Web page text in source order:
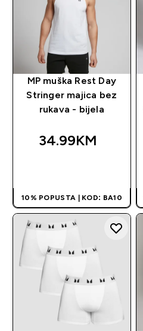
MP muška Rest Day
Stringer majica bez
rukava - bijela
34.99KM‎
10% POPUSTA | KOD: BA10